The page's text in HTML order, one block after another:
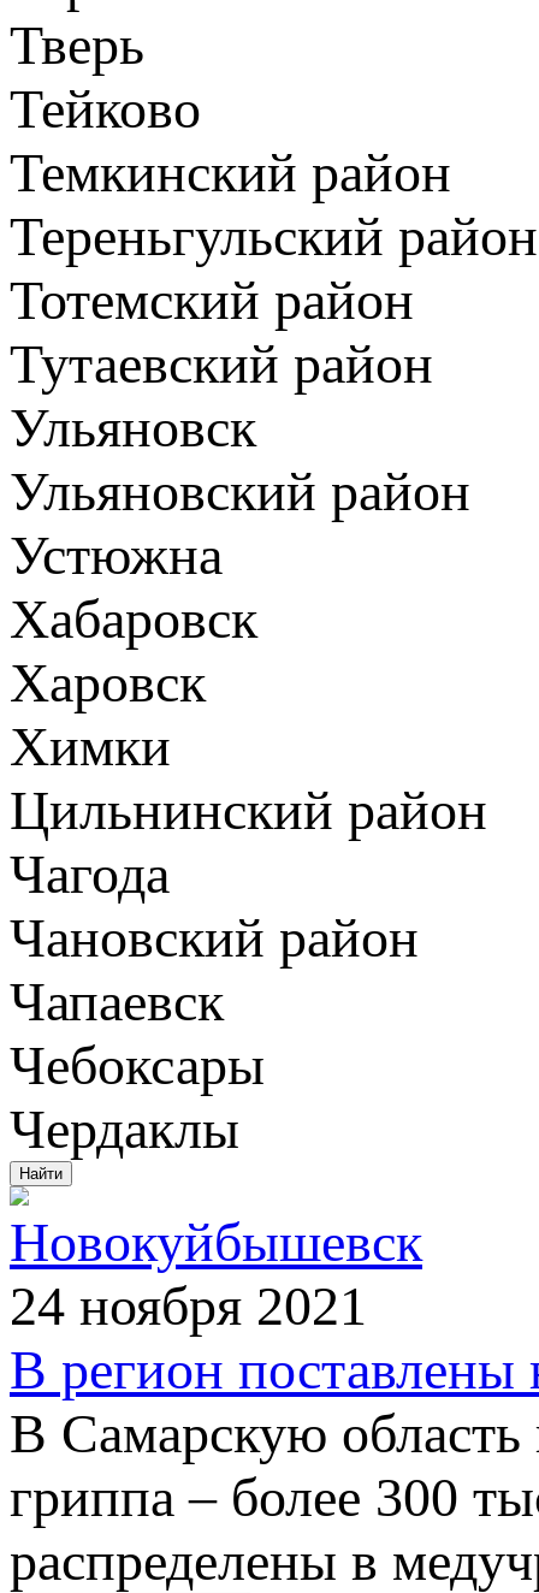
Тверь
Тейково
Темкинский район
Тереньгульский район
Тотемский район
Тутаевский район
Ульяновск
Ульяновский район
Устюжна
Хабаровск
Харовск
Химки
Цильнинский район
Чагода
Чановский район
Чапаевск
Чебоксары
Чердаклы
Новокуйбышевск
24 ноября 2021
В регион
В Самарскую область
гриппа – более 300
распределены в